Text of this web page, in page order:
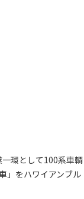
環として100系車輌
」をハワイアンブル